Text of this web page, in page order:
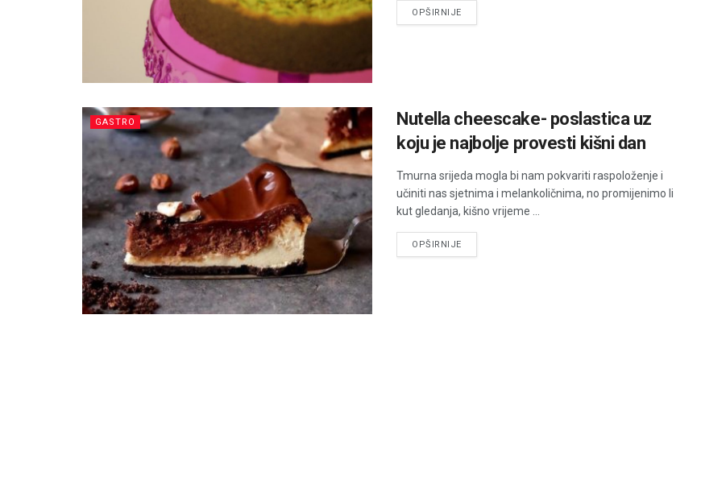
OPŠIRNIJEDETAILS
GASTRO
Nutella cheescake- poslastica uz
koju je najbolje provesti kišni dan
Tmurna srijeda mogla bi nam pokvariti raspoloženje i
učiniti nas sjetnima i melankoličnima, no promijenimo li
kut gledanja, kišno vrijeme ...
OPŠIRNIJEDETAILS